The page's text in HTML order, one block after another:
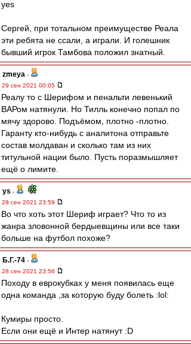
yes
Сергей, при тотальном преимуществе Реала
эти ребята не ссали, а играли. И голешник
бывший игрок Тамбова положил знатный.
zmeya -
29 сен 2021 00:05
Реалу то с Шерифом и пенальти левенький
ВАРом натянули. Но Тилль конечно попал по
мячу здорово. Подъёмом, плотно -плотно.
Гаранту кто-нибудь с аналитона отправьте
состав молдаван и сколько там из них
титульной нации было. Пусть поразмышляет
ещё о лимите.
ys -
28 сен 2021 23:59
Во что хоть этот Шериф играет? Что то из
жанра зловонной бердыевщины или все таки
больше на футбол похоже?
Б.Г.-74 -
28 сен 2021 23:56
Походу в еврокубках у меня появилась еще
одна команда ,за которую буду болеть :lol:
Кумиры просто.
Если они ещё и Интер натянут :D